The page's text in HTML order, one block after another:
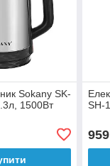
Sokany SK-
1500Вт
SH-
959